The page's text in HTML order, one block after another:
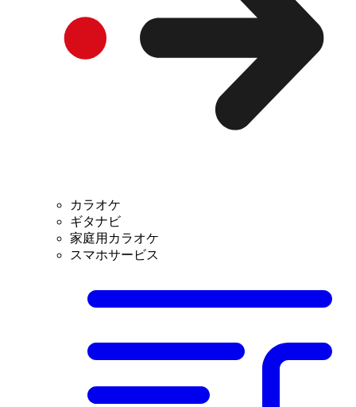
カラオケ
ギタナビ
家庭用カラオケ
スマホサービス